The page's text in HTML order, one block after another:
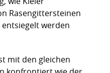
Rasengittersteinen
werden
mit den gleichen